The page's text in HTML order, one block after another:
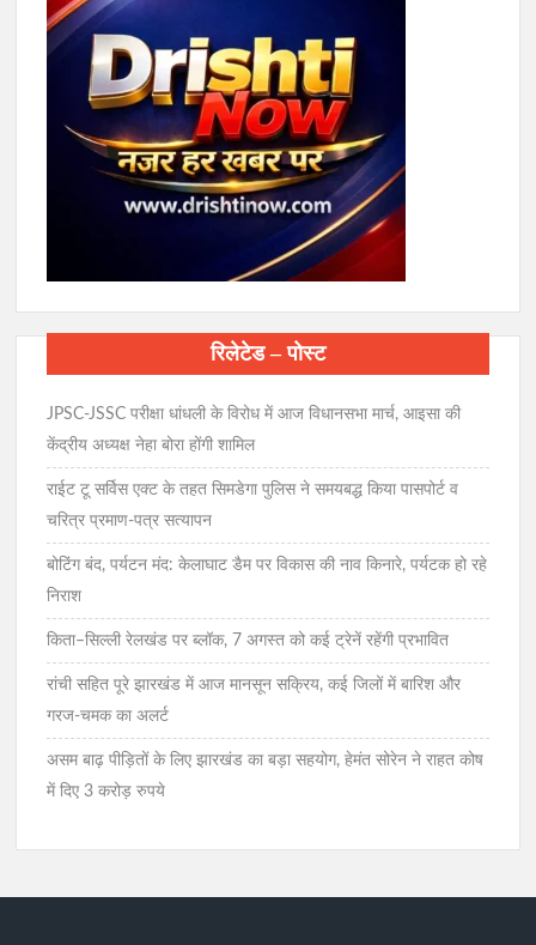
रिलेटेड – पोस्ट
JPSC-JSSC परीक्षा धांधली के विरोध में आज विधानसभा मार्च, आइसा की
केंद्रीय अध्यक्ष नेहा बोरा होंगी शामिल
राईट टू सर्विस एक्ट के तहत सिमडेगा पुलिस ने समयबद्ध किया पासपोर्ट व
चरित्र प्रमाण-पत्र सत्यापन
बोटिंग बंद, पर्यटन मंद: केलाघाट डैम पर विकास की नाव किनारे, पर्यटक हो रहे
निराश
किता–सिल्ली रेलखंड पर ब्लॉक, 7 अगस्त को कई ट्रेनें रहेंगी प्रभावित
रांची सहित पूरे झारखंड में आज मानसून सक्रिय, कई जिलों में बारिश और
गरज-चमक का अलर्ट
असम बाढ़ पीड़ितों के लिए झारखंड का बड़ा सहयोग, हेमंत सोरेन ने राहत कोष
में दिए 3 करोड़ रुपये